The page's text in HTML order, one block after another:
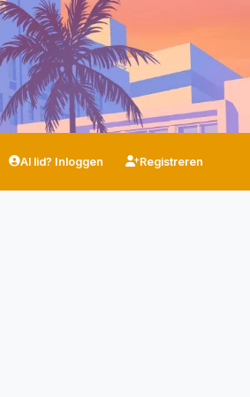
Al lid? Inloggen Registreren